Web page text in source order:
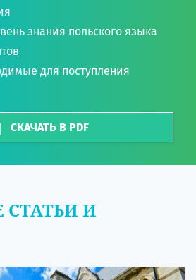
знания польского языка
для поступления
СКАЧАТЬ В PDF
И